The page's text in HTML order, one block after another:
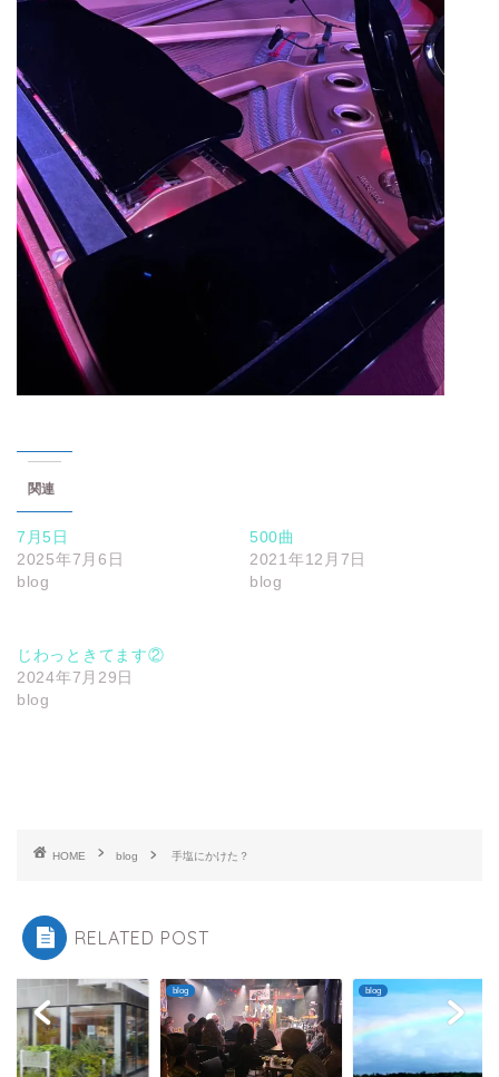
関連
7月5日
2025年7月6日
blog
500曲
2021年12月7日
blog
じわっときてます②
2024年7月29日
blog
HOME blog 手塩にかけた？
RELATED POST
blog blog